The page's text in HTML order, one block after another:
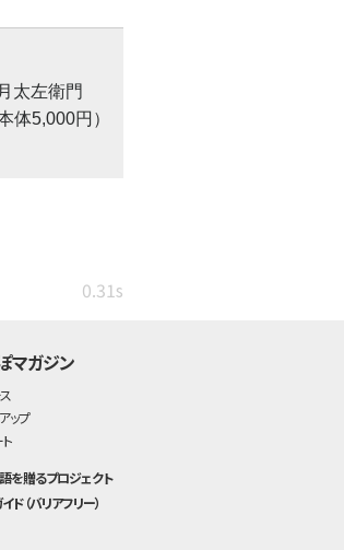
太左衛門
体5,000円）
0.31s
マガジン
ップ
を贈るプロジェクト
ド（バリアフリー）